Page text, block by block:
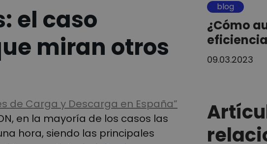
el caso
miran otros
de Carga y Descarga en España”
en la mayoría de los casos las
hora, siendo las principales
blog
¿Cómo
09.03.2023